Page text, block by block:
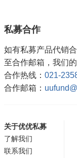
私募合作
如有私募产品代销
至合作邮箱，我们
合作热线： 021-
合作邮箱：
关于优优私募
了解我们
联系我们